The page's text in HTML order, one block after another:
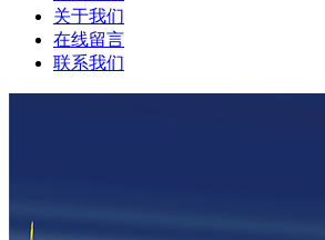
关于我们
在线留言
联系我们